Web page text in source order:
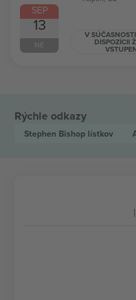
SEP
13
NE
V
DISPOZÍCII
Rýchle odkazy
Stephen Bishop lístkov